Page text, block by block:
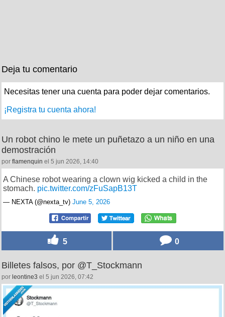
Deja tu comentario
Necesitas tener una cuenta para poder dejar comentarios.
¡Registra tu cuenta ahora!
Un robot chino le mete un puñetazo a un niño en una
demostración
por flamenquin el 5 jun 2026, 14:40
A Chinese robot wearing a clown wig kicked a child in the
stomach. pic.twitter.com/zFuSapB13T
— NEXTA (@nexta_tv) June 5, 2026
5 0
Billetes falsos, por @T_Stockmann
por leontine3 el 5 jun 2026, 07:42